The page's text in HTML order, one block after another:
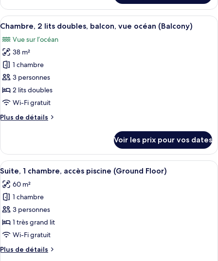
grand
lit,
balcon,
vue
océan
(Balcony)
le
type
de
Chambre,
très
grand
lit,
balcon,
vue
océan
Afficher
toutes
les
photos
pour
ce
type
de
chambre :
Chambre,
doubles,
balcon,
vue
océan
(Balcony)
Une chambre d’hôtel moderne
11
Chambre, 2 lits doubles, balcon, vue océan (Balcony)
Vue sur l’océan
38 m²
1 chambre
3 personnes
2 lits doubles
Wi-Fi gratuit
Plus de détails
Plus
le
type
de
Chambre,
2
doubles,
balcon,
vue
océan
(Balcony)
Voir les prix pour vos dates
Afficher
toutes
les
photos
pour
ce
type
chambre :
Une chambre d’hôtel moderne
13
Suite, 1 chambre, accès piscine (Ground Floor)
60 m²
1 chambre
3 personnes
1 très grand lit
Wi-Fi gratuit
Plus de détails
Plus